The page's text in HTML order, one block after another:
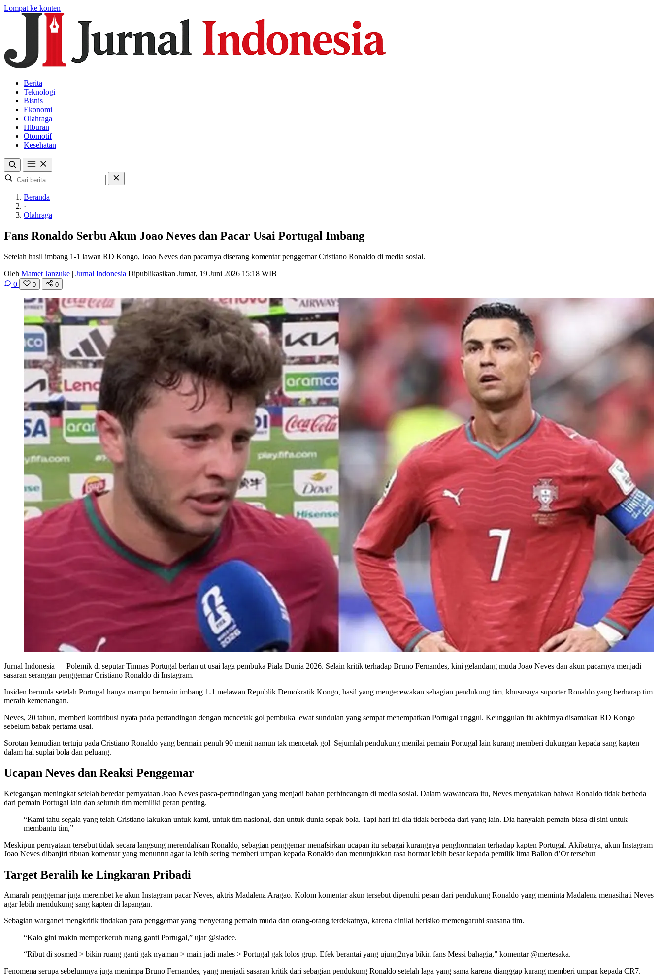
Lompat ke konten
Berita
Teknologi
Bisnis
Ekonomi
Olahraga
Hiburan
Otomotif
Kesehatan
Beranda
·
Olahraga
Fans Ronaldo Serbu Akun Joao Neves dan Pacar Usai Portugal Imbang
Setelah hasil imbang 1-1 lawan RD Kongo, Joao Neves dan pacarnya diserang komentar penggemar Cristiano Ronaldo di media sosial.
Oleh Mamet Janzuke | Jurnal Indonesia Dipublikasikan Jumat, 19 Juni 2026 15:18 WIB
0
0 0
Jurnal Indonesia — Polemik di seputar Timnas Portugal berlanjut usai laga pembuka Piala Dunia 2026. Selain kritik terhadap Bruno Fernandes, kini gelandang muda Joao Neves dan akun pacarnya menjadi
sasaran serangan penggemar Cristiano Ronaldo di Instagram.
Insiden bermula setelah Portugal hanya mampu bermain imbang 1-1 melawan Republik Demokratik Kongo, hasil yang mengecewakan sebagian pendukung tim, khususnya suporter Ronaldo yang berharap tim
meraih kemenangan.
Neves, 20 tahun, memberi kontribusi nyata pada pertandingan dengan mencetak gol pembuka lewat sundulan yang sempat menempatkan Portugal unggul. Keunggulan itu akhirnya disamakan RD Kongo
sebelum babak pertama usai.
Sorotan kemudian tertuju pada Cristiano Ronaldo yang bermain penuh 90 menit namun tak mencetak gol. Sejumlah pendukung menilai pemain Portugal lain kurang memberi dukungan kepada sang kapten
dalam hal suplai bola dan peluang.
Ucapan Neves dan Reaksi Penggemar
Ketegangan meningkat setelah beredar pernyataan Joao Neves pasca-pertandingan yang menjadi bahan perbincangan di media sosial. Dalam wawancara itu, Neves menyatakan bahwa Ronaldo tidak berbeda
dari pemain Portugal lain dan seluruh tim memiliki peran penting.
“Kami tahu segala yang telah Cristiano lakukan untuk kami, untuk tim nasional, dan untuk dunia sepak bola. Tapi hari ini dia tidak berbeda dari yang lain. Dia hanyalah pemain biasa di sini untuk
membantu tim,”
Meskipun pernyataan tersebut tidak secara langsung merendahkan Ronaldo, sebagian penggemar menafsirkan ucapan itu sebagai kurangnya penghormatan terhadap kapten Portugal. Akibatnya, akun Instagram
Joao Neves dibanjiri ribuan komentar yang menuntut agar ia lebih sering memberi umpan kepada Ronaldo dan menunjukkan rasa hormat lebih besar kepada pemilik lima Ballon d’Or tersebut.
Target Beralih ke Lingkaran Pribadi
Amarah penggemar juga merembet ke akun Instagram pacar Neves, aktris Madalena Aragao. Kolom komentar akun tersebut dipenuhi pesan dari pendukung Ronaldo yang meminta Madalena menasihati Neves
agar lebih mendukung sang kapten di lapangan.
Sebagian warganet mengkritik tindakan para penggemar yang menyerang pemain muda dan orang-orang terdekatnya, karena dinilai berisiko memengaruhi suasana tim.
“Kalo gini makin memperkeruh ruang ganti Portugal,” ujar @siadee.
“Ribut di sosmed > bikin ruang ganti gak nyaman > main jadi males > Portugal gak lolos grup. Efek berantai yang ujung2nya bikin fans Messi bahagia,” komentar @mertesaka.
Fenomena serupa sebelumnya juga menimpa Bruno Fernandes, yang menjadi sasaran kritik dari sebagian pendukung Ronaldo setelah laga yang sama karena dianggap kurang memberi umpan kepada CR7.